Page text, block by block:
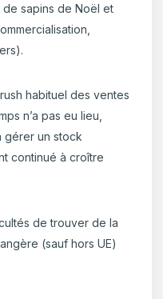
sapins de Noël et
habituel des ventes
n’a pas eu lieu,
gérer un stock
continué à croître
de trouver de la
(sauf hors UE)